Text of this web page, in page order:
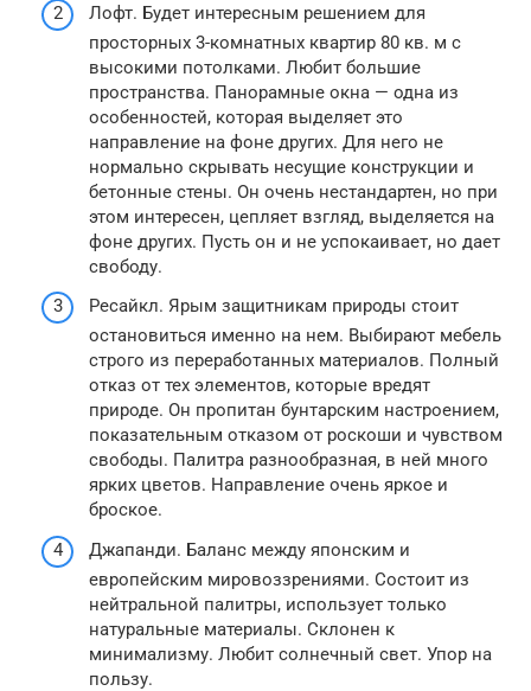
Лофт. Будет интересным решением для
просторных 3-комнатных квартир 80 кв. м с
высокими потолками. Любит большие
пространства. Панорамные окна — одна из
особенностей, которая выделяет это
направление на фоне других. Для него не
нормально скрывать несущие конструкции и
бетонные стены. Он очень нестандартен, но при
этом интересен, цепляет взгляд, выделяется на
фоне других. Пусть он и не успокаивает, но дает
свободу.
Ресайкл. Ярым защитникам природы стоит
остановиться именно на нем. Выбирают мебель
строго из переработанных материалов. Полный
отказ от тех элементов, которые вредят
природе. Он пропитан бунтарским настроением,
показательным отказом от роскоши и чувством
свободы. Палитра разнообразная, в ней много
ярких цветов. Направление очень яркое и
броское.
Джапанди. Баланс между японским и
европейским мировоззрениями. Состоит из
нейтральной палитры, использует только
натуральные материалы. Склонен к
минимализму. Любит солнечный свет. Упор на
пользу.